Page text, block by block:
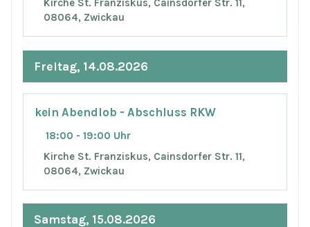
Kirche St. Franziskus, Cainsdorfer Str. 11,
08064, Zwickau
Freitag, 14.08.2026
kein Abendlob - Abschluss RKW
18:00 - 19:00 Uhr
Kirche St. Franziskus, Cainsdorfer Str. 11,
08064, Zwickau
Samstag, 15.08.2026